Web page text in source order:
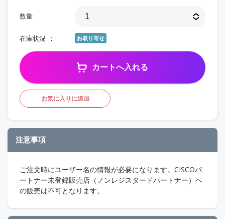
数量
在庫状況 お取り寄せ
カートへ入れる
お気に入りに追加
注意事項
ご注文時にユーザー名の情報が必要になります。CISCOパ
ートナー未登録販売店（ノンレジスタードパートナー）へ
の販売は不可となります。